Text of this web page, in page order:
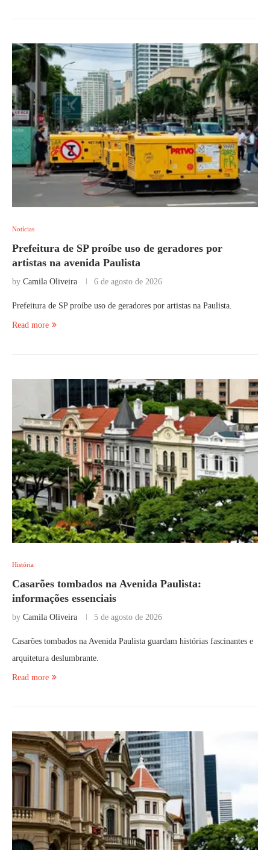
Notícias
Prefeitura de SP proíbe uso de geradores por
artistas na avenida Paulista
by Camila Oliveira 6 de agosto de 2026
Prefeitura de SP proíbe uso de geradores por artistas na Paulista.
Read more
História
Casarões tombados na Avenida Paulista:
informações essenciais
by Camila Oliveira 5 de agosto de 2026
Casarões tombados na Avenida Paulista guardam histórias fascinantes e
arquitetura deslumbrante.
Read more